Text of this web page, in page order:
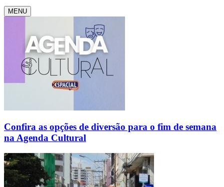
MENU
Confira as opções de diversão para o fim de semana
na Agenda Cultural